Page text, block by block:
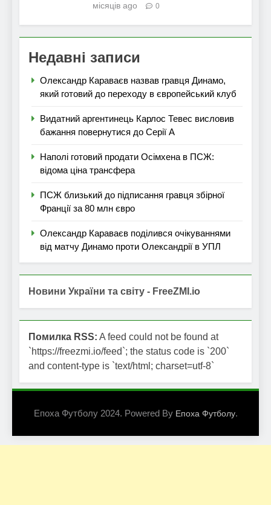
місяців ago
0
Недавні записи
Олександр Караваєв назвав гравця Динамо,
який готовий до переходу в європейський клуб
Видатний аргентинець Карлос Тевес висловив
бажання повернутися до Серії А
Наполі готовий продати Осімхена в ПСЖ:
відома ціна трансфера
ПСЖ близький до підписання гравця збірної
Франції за 80 млн євро
Олександр Караваєв поділився очікуваннями
від матчу Динамо проти Олександрії в УПЛ
Новини України та світу - FreeZMI.io
Помилка RSS: A feed could not be found at
`https://freezmi.io/feed`; the status code is `200`
and content-type is `text/html; charset=utf-8`
Епоха Футболу 2024. Powered By Епоха Футболу.